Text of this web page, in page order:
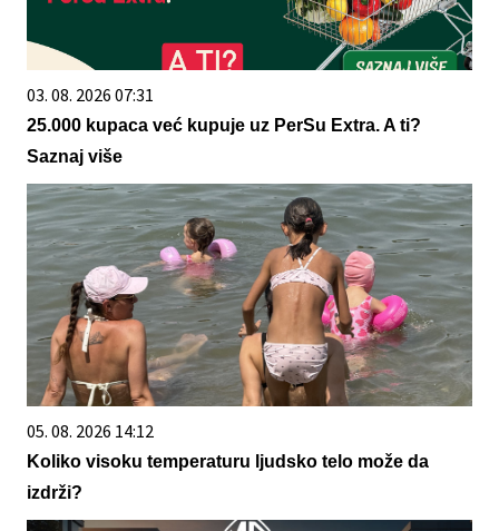
03. 08. 2026 07:31
25.000 kupaca već kupuje uz PerSu Extra. A ti?
Saznaj više
05. 08. 2026 14:12
Koliko visoku temperaturu ljudsko telo može da
izdrži?